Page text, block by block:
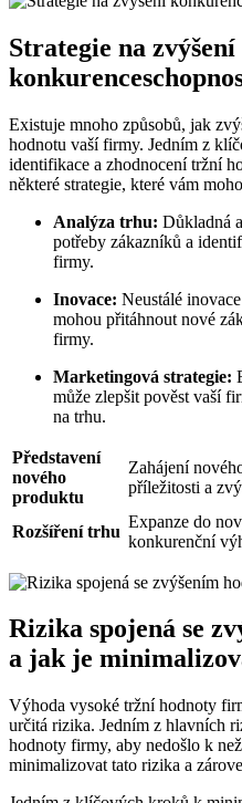
Strategie na zvýšení
Existuje mnoho způsobů, jak
hodnotu vaší firmy. Jedním z
identifikace a zhodnocení tržní
některé strategie, které vám
Analýza trhu: Důkladná
potřeby zákazníků a
firmy.
Inovace: Neustálé
mohou přitáhnout nové
firmy.
Marketingová strategie:
může zlepšit pověst vaší
na trhu.
Představení
nového
produktu
Zahájení
příležitosti a
Rozšíření trhu
Expanze do
konkurenční
Rizika spojená se
a jak je
Výhoda vysoké tržní hodnoty
určitá rizika. Jedním z hlavních
hodnoty firmy, aby nedošlo k
minimalizovat tato rizika a